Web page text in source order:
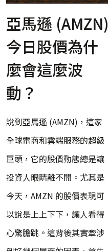
亞馬遜 (AMZN)
今日股價為什
麼會這麼波
動？
說到亞馬遜 (AMZN)，這家
全球電商和雲端服務的超級
巨頭，它的股價動態總是讓
投資人眼睛離不開。尤其是
今天，AMZN 的股價表現可
以說是上上下下，讓人看得
心驚膽跳。這背後其實牽涉